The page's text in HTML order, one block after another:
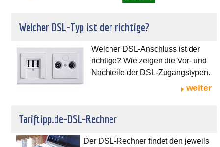
Welcher DSL-Typ ist der richtige?
Welcher DSL-Anschluss ist der
richtige? Wie zeigen die Vor- und
Nachteile der DSL-Zugangstypen.
weiter
Tariftipp.de-DSL-Rechner
Der DSL-Rechner findet den jeweils